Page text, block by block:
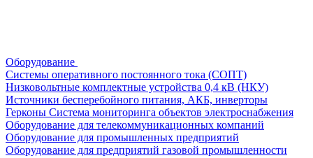
Оборудование
Системы оперативного постоянного тока (СОПТ)
Низковольтные комплектные устройства 0,4 кВ (НКУ)
Источники бесперебойного питания, АКБ, инверторы
Герконы Система мониторинга объектов электроснабжения
Оборудование для телекоммуникационных компаний
Оборудование для промышленных предприятий
Оборудование для предприятий газовой промышленности